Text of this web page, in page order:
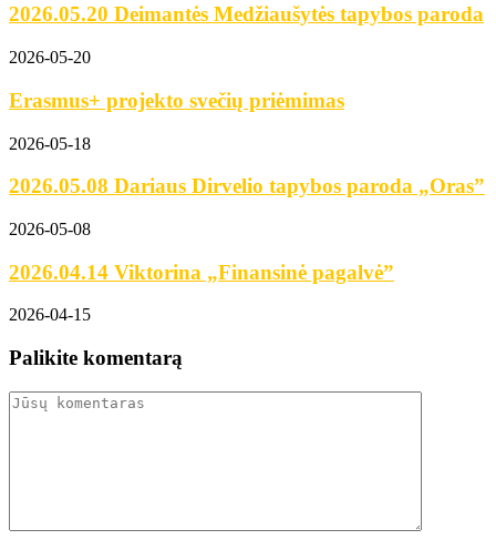
2026.05.20 Deimantės Medžiaušytės tapybos paroda
2026-05-20
Erasmus+ projekto svečių priėmimas
2026-05-18
2026.05.08 Dariaus Dirvelio tapybos paroda „Oras”
2026-05-08
2026.04.14 Viktorina „Finansinė pagalvė”
2026-04-15
Palikite komentarą